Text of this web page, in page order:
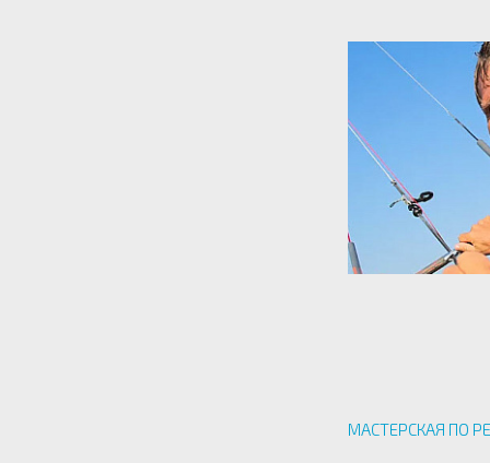
МАСТЕРСКАЯ ПО